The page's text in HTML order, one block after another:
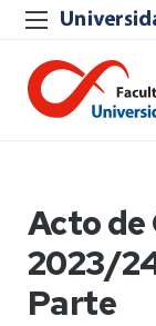
Acto
2023/
Parte